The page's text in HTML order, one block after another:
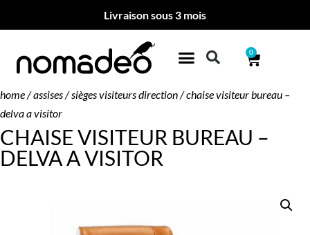
Livraison sous 3 mois
0
home/assises/sièges visiteurs direction/ chaise visiteur bureau –
delva a visitor
CHAISE VISITEUR BUREAU –
DELVA A VISITOR